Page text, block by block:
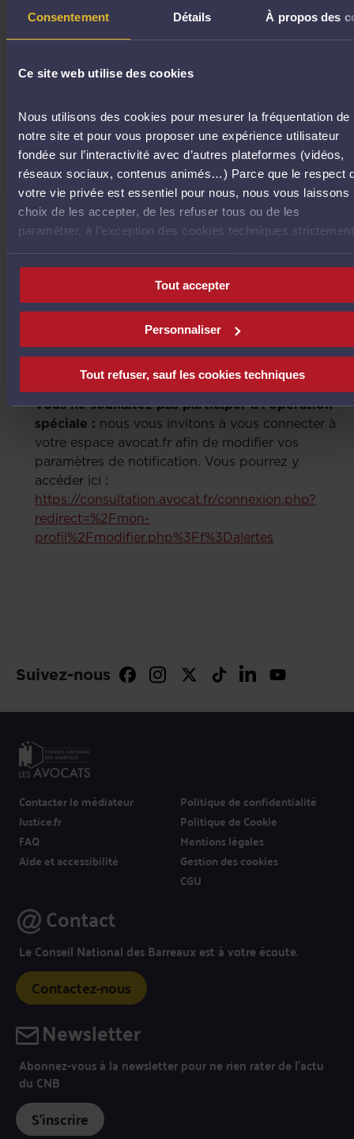
Consentement Détails À propos des
Ce site web utilise des cookies
Nous utilisons des cookies pour mesurer la fréquentation de
notre site et pour vous proposer une expérience utilisateur
fondée sur l’interactivité avec d’autres plateformes (vidéos,
réseaux sociaux, contenus animés…) Parce que le respect
votre vie privée est essentiel pour nous, nous vous laissons
choix de les accepter, de les refuser tous ou de les
paramétrer, à l’exception des cookies techniques strictement
Tout accepter
Personnaliser
Tout refuser, sauf les cookies techniques
Vous êtes déjà inscrit(e) sur avocat.fr :comme
pour participer à cette campagne nationale de
pourrez librement accepter ou refuser les
demandes de conférences téléphoniques qui
vous seront adressées. Ces demandes se feront
en fonction de (vos) spécialisation(s) déclarées.
Vous n’êtes pas encore inscrit(e) sur avocat.fr
:rejoignez la première plateforme de mise en
relation des avocats et de leurs clients. Pour
vous inscrire sur avocat.fr connectez-vous sur* :
Dès votre inscription finalisée, vous recevrez des
notifications pour des échanges, que vous pourrez
accepter ou non en fonction de votre disponibilité.
(*La création de votre espace avocat se fait par e-
Vous ne souhaitez pas participer à l’opération
spéciale : nous vous invitons à vous connecter à
votre espace avocat.fr afin de modifier vos
paramètres de notification. Vous pourrez y
accéder ici :
https://consultation.avocat.fr/connexion.php?
redirect=%2Fmon-
profil%2Fmodifier.php%3Ff%3Dalertes
Suivez-nous
Contacter le médiateur
Justice.fr
FAQ
Aide et accessibilité
Politique de confidentialité
Politique de Cookie
Mentions légales
Gestion des cookies
CGU
Contact
Le Conseil National des Barreaux est à votre écoute.
Contactez-nous
Newsletter
Abonnez-vous à la newsletter pour ne rien rater de l’actu
du CNB
S'inscrire